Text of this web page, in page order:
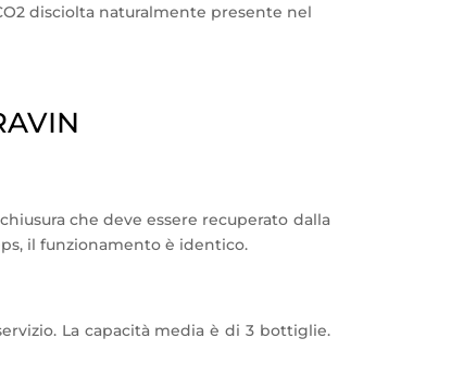
disciolta naturalmente presente nel
che deve essere recuperato dalla
il funzionamento è identico.
La capacità media è di 3 bottiglie.